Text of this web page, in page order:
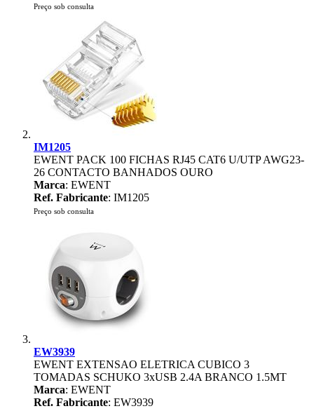
Preço sob consulta
IM1205
EWENT PACK 100 FICHAS RJ45 CAT6 U/UTP AWG23-
26 CONTACTO BANHADOS OURO
Marca: EWENT
Ref. Fabricante: IM1205
Preço sob consulta
EW3939
EWENT EXTENSAO ELETRICA CUBICO 3
TOMADAS SCHUKO 3xUSB 2.4A BRANCO 1.5MT
Marca: EWENT
Ref. Fabricante: EW3939